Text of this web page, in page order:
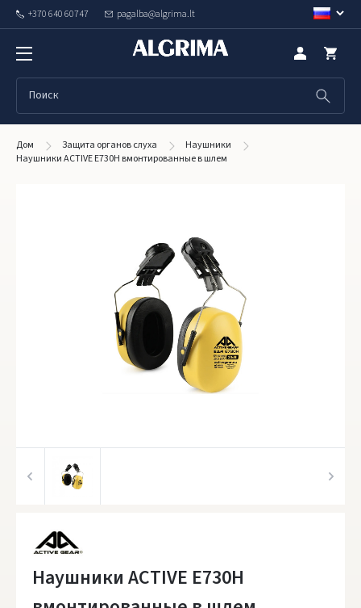
+370 640 60747 pagalba@algrima.lt
Дом Защита органов слуха
Наушники
Наушники ACTIVE E730H вмонтированные в шлем
Наушники ACTIVE E730H